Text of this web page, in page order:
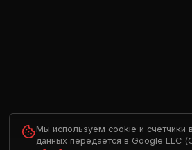
Мы используем cookie и счётчики
данных передаётся в Google LLC